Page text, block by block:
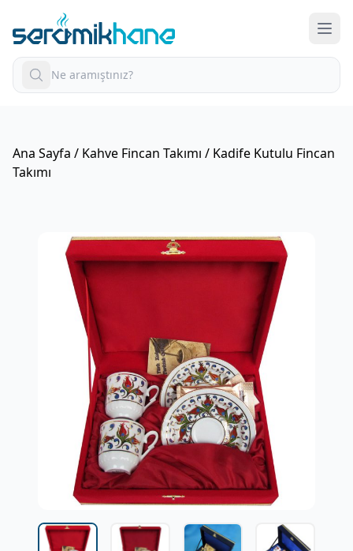
Ana Sayfa / Kahve Fincan Takımı / Kadife Kutulu Fincan
Takımı